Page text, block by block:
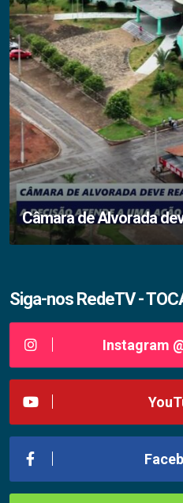
Câmara de Alvorada
Siga-nos RedeTV -
Instagram